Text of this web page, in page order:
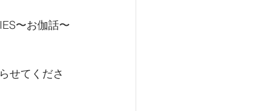
〜お伽話〜
せてくださ